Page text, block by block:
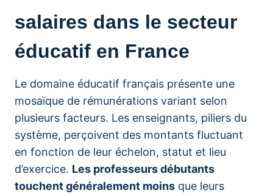
salaires dans le secteur
éducatif en France
Le domaine éducatif français présente une
mosaïque de rémunérations variant selon
plusieurs facteurs. Les enseignants, piliers du
système, perçoivent des montants fluctuant
en fonction de leur échelon, statut et lieu
d’exercice. Les professeurs débutants
touchent généralement moins que leurs